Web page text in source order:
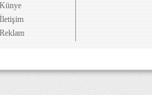
Künye
İletişim
Reklam